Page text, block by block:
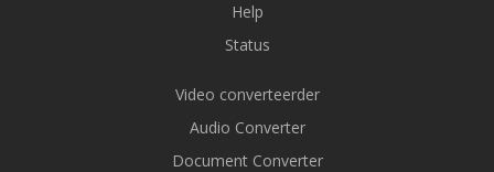
Help
Status
Video converteerder
Audio Converter
Document Converter